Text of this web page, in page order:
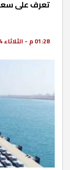
تعرف على سعر
01:28 م - الثلاثاء 14 يوليه 2026